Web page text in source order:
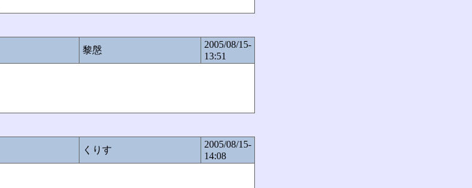
黎慇
2005/08/15-
13:51
くりす
2005/08/15-
14:08